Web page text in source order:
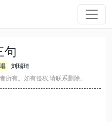
句
刘瑞琦
有。如有侵权,请联系删除。